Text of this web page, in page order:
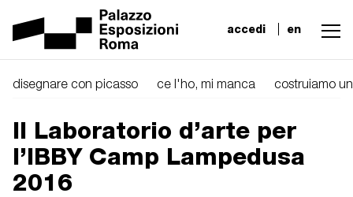
accedi en
disegnare con picasso ce l'ho, mi manca costruiamo
Il Laboratorio d’arte per
l’IBBY Camp Lampedusa
2016